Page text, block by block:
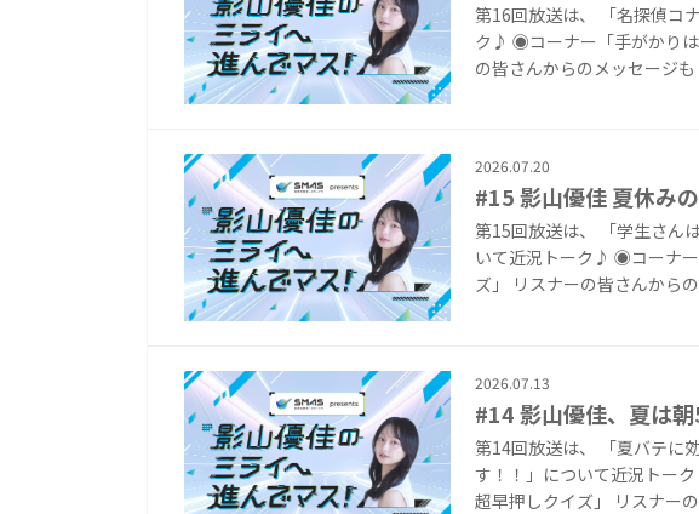
第16回放送は、 「名探偵コ
ク♪ ◉コーナー「手がかりは
の皆さんからのメッセージも
2026.07.20
#15 影山優佳 夏休み
第15回放送は、 「学生さん
いて近況トーク♪ ◉コーナ
ズ」 リスナーの皆さんから
2026.07.13
#14 影山優佳、夏は朝
第14回放送は、 「夏バテに
す！！」について近況トー
超早押しクイズ」 リスナー